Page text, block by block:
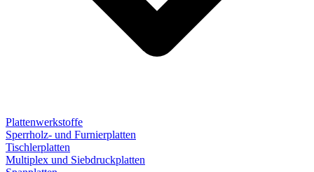
Plattenwerkstoffe
Sperrholz- und Furnierplatten
Tischlerplatten
Multiplex und Siebdruckplatten